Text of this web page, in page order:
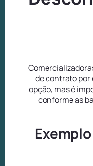
de contrato por
opção, mas é
conforme as